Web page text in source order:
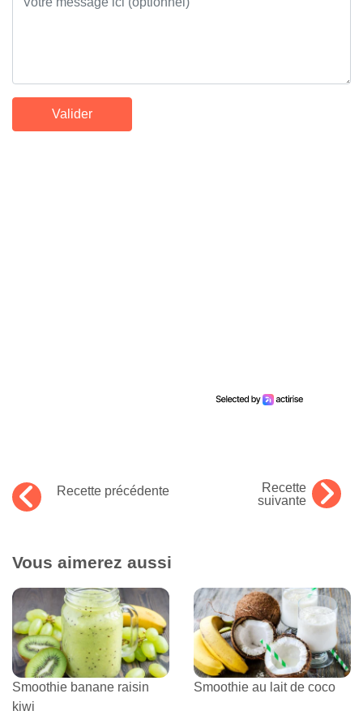
Recette précédente
Recette
suivante
Vous aimerez aussi
Smoothie banane raisin
kiwi
Smoothie au lait de coco